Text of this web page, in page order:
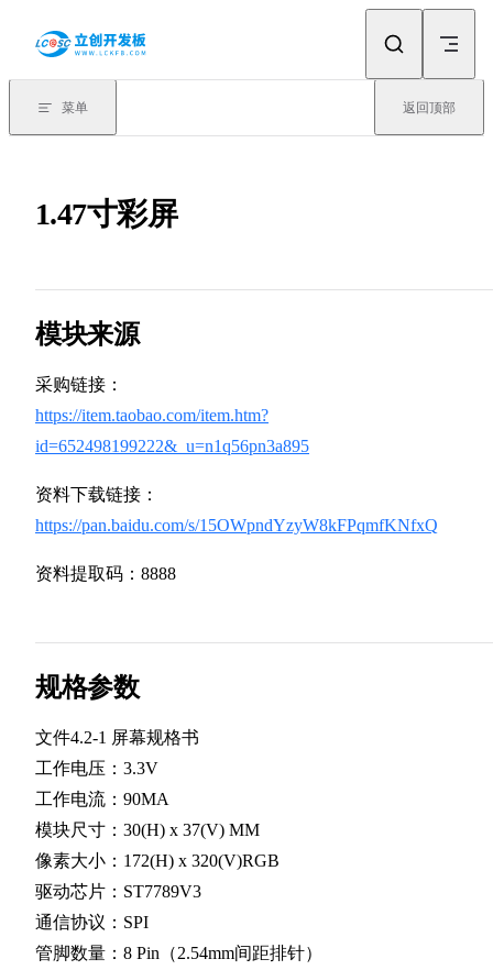
菜单 返回顶部
1.47寸彩屏
模块来源
采购链接：
https://item.taobao.com/item.htm?
id=652498199222&_u=n1q56pn3a895
资料下载链接：
https://pan.baidu.com/s/15OWpndYzyW8kFPqmfKNfxQ
资料提取码：8888
规格参数
文件4.2-1 屏幕规格书
工作电压：3.3V
工作电流：90MA
模块尺寸：30(H) x 37(V) MM
像素大小：172(H) x 320(V)RGB
驱动芯片：ST7789V3
通信协议：SPI
管脚数量：8 Pin（2.54mm间距排针）